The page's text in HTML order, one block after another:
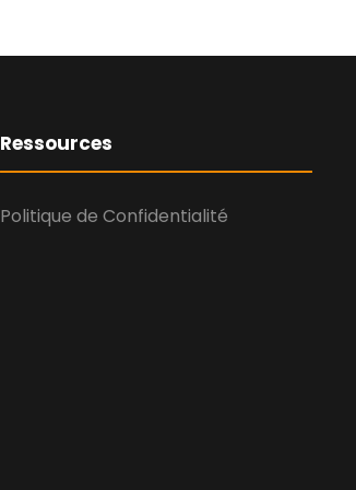
Ressources
Politique de Confidentialité